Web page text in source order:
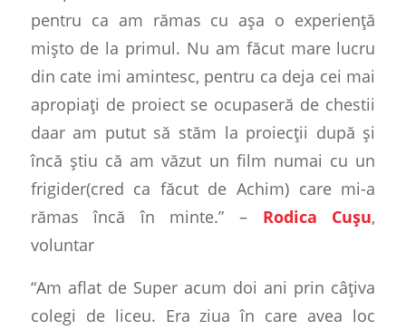
pentru ca am rămas cu așa o experiență
mișto de la primul. Nu am făcut mare lucru
din cate imi amintesc, pentru ca deja cei mai
apropiați de proiect se ocupaseră de chestii
daar am putut să stăm la proiecții după și
încă știu că am văzut un film numai cu un
frigider(cred ca făcut de Achim) care mi-a
rămas încă în minte.” – Rodica Cușu,
voluntar
“Am aflat de Super acum doi ani prin câțiva
colegi de liceu. Era ziua în care avea loc